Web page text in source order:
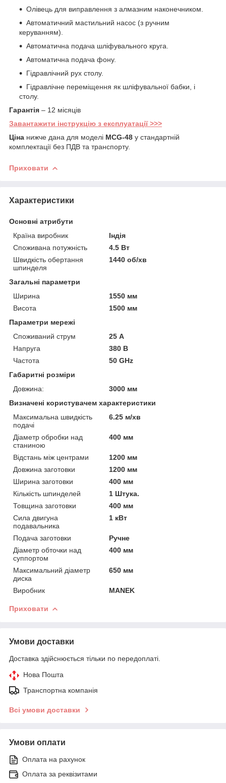
Олівець для виправлення з алмазним наконечником.
Автоматичний мастильний насос (з ручним
керуванням).
Автоматична подача шліфувального круга.
Автоматична подача фону.
Гідравлічний рух столу.
Гідравлічне переміщення як шліфувальної бабки, і
столу.
Гарантія – 12 місяців
Завантажити інструкцію з експлуатації >>>
Ціна нижче дана для моделі MCG-48 у стандартній
комплектації без ПДВ та транспорту.
Приховати
Характеристики
Основні атрибути
Країна виробник
Індія
Споживана потужність
4.5 Вт
Швидкість обертання
шпинделя
1440 об/хв
Загальні параметри
Ширина
1550 мм
Висота
1500 мм
Параметри мережі
Споживаний струм
25 А
Напруга
380 В
Частота
50 GHz
Габаритні розміри
Довжина:
3000 мм
Визначені користувачем характеристики
Максимальна швидкість
подачі
6.25 м/хв
Діаметр обробки над
станиною
400 мм
Відстань між центрами
1200 мм
Довжина заготовки
1200 мм
Ширина заготовки
400 мм
Кількість шпинделей
1 Штука.
Товщина заготовки
400 мм
Сила двигуна
подавальника
1 кВт
Подача заготовки
Ручне
Діаметр обточки над
суппортом
400 мм
Максимальний діаметр
диска
650 мм
Виробник MANEK
Приховати
Умови доставки
Доставка здійснюється тільки по передоплаті.
Нова Пошта
Транспортна компанія
Всі умови доставки
Умови оплати
Оплата на рахунок
Оплата за реквізитами